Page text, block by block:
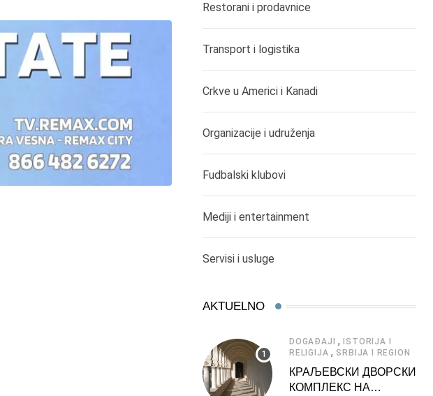
Restorani i prodavnice
Transport i logistika
Crkve u Americi i Kanadi
Organizacije i udruženja
Fudbalski klubovi
Mediji i entertainment
Servisi i usluge
AKTUELNO
DOGAĐAJI , ISTORIJA I
RELIGIJA , SRBIJA I REGION
КРАЉЕВСКИ ДВОРСКИ
КОМПЛЕКС НА